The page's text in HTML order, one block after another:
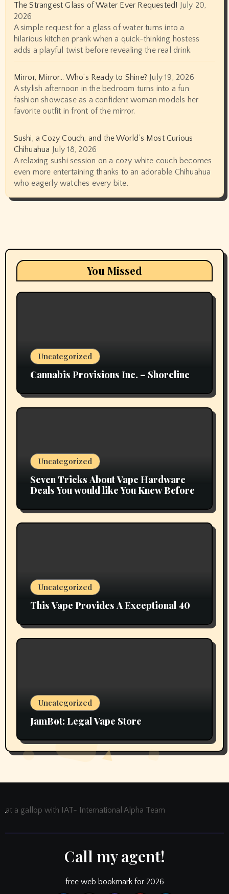
The Strangest Glass of Water Ever Requested! July 20,
2026
A simple request for a glass of water turns into a
hilarious kitchen prank when a quick-thinking hostess
adds a playful twist before revealing the real drink.
Mirror, Mirror… Who’s Ready to Shine? July 19, 2026
A stylish afternoon in the bedroom turns into a fun
fashion showcase as a confident woman models her
favorite outfit in front of the mirror.
Sushi, a Cozy Couch, and the World’s Most Curious
Chihuahua July 18, 2026
A relaxing sushi session on a cozy white couch becomes
even more entertaining thanks to an adorable Chihuahua
who eagerly watches every bite.
You Missed
Uncategorized
Cannabis Provisions Inc. – Shoreline
Uncategorized
Seven Tricks About Vape Hardware
Deals You would like You Knew Before
Uncategorized
This Vape Provides A Exceptional 40
Uncategorized
JamBot: Legal Vape Store
at a gallop with IAT- International Alpha Team
Call my agent!
free web bookmark for 2026